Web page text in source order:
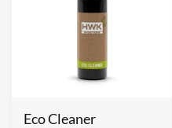
Eco Cleaner